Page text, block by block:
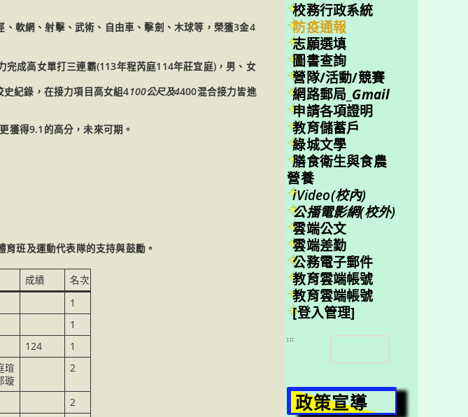
軟網、射擊、武術、自由車、擊劍、木球等，榮獲3金4
成高女單打三連霸(113年程芮庭114年莊宜庭)，男、女
紀錄，在接力項目高女組4100公尺及4400混合接力皆進
獲得9.1的高分，未來可期。
班及運動代表隊的支持與鼓勵。
成績
名次
1
1
124
1
瑄
璇
2
2
校務行政系統
防疫通報
志願選填
圖書查詢
營隊/活動/競賽
網路郵局_ Gmail
申請各項證明
教育儲蓄戶
綠城文學
膳食衛生與食農
營養
iVideo(校內)
公播電影網(校外)
雲端公文
雲端差勤
公務電子郵件
教育雲端帳號
教育雲端帳號
[登入管理]
:::
搜
尋
政策宣導